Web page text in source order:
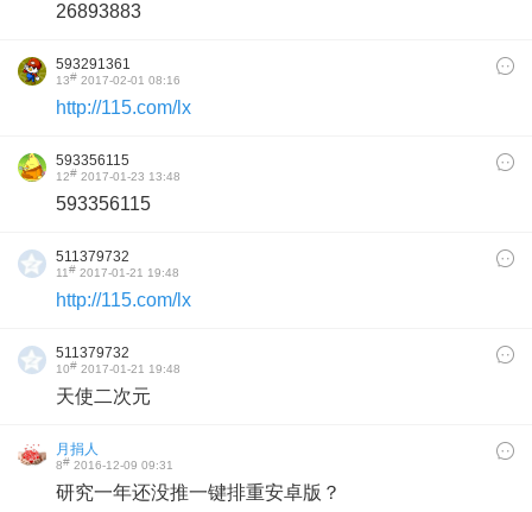
26893883
593291361
13# 2017-02-01 08:16
http://115.com/lx
593356115
12# 2017-01-23 13:48
593356115
511379732
11# 2017-01-21 19:48
http://115.com/lx
511379732
10# 2017-01-21 19:48
天使二次元
月捐人
8# 2016-12-09 09:31
研究一年还没推一键排重安卓版？